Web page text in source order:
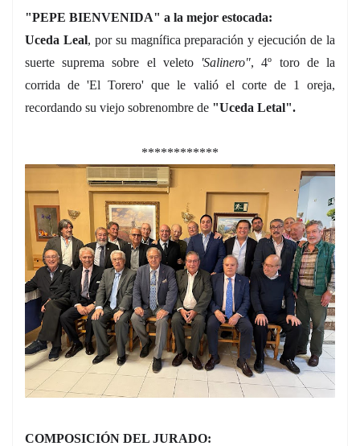
"PEPE BIENVENIDA" a la mejor estocada:
Uceda Leal, por su magnífica preparación y ejecución de la
suerte suprema sobre el veleto
'Salinero", 4º toro de la
corrida de 'El Torero' que le valió el corte de 1 oreja,
recordando su viejo sobrenombre de "Uceda Letal".
************
COMPOSICIÓN DEL JURADO: